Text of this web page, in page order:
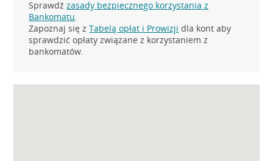
Sprawdźzasady bezpiecznego korzystania z
Bankomatu.
Zapoznaj się zTabelą opłat i Prowizji dla kont aby
sprawdzić opłaty związane z korzystaniem z
bankomatów.